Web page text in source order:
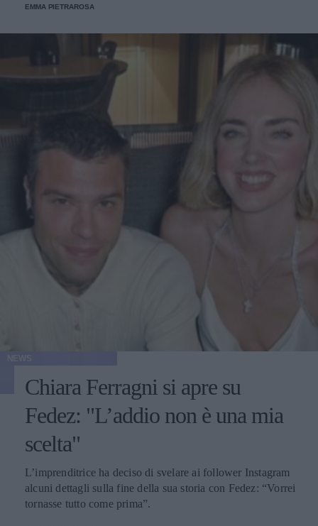
EMMA PIETRAROSA
Chiara Ferragni si apre su
Fedez: "L’addio non è una mia
scelta"
L’imprenditrice ha deciso di svelare ai follower Instagram
alcuni dettagli sulla fine della sua storia con Fedez: “Vorrei
tornasse tutto come prima”.